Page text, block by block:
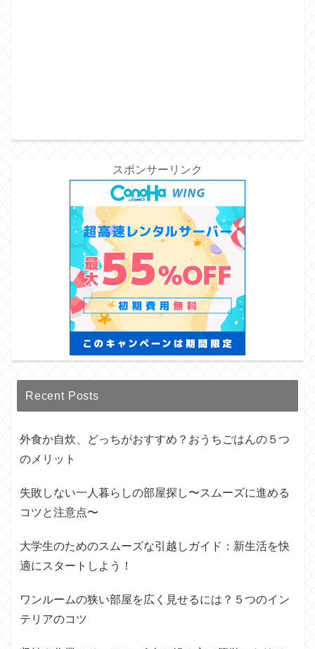
スポンサーリンク
Recent Posts
外食か自炊、どっちがおすすめ？おうちごはんの５つ
のメリット
失敗しない一人暮らしの部屋探し〜スムーズに進める
コツと注意点〜
大学生のためのスムーズな引越しガイド：新生活を快
適にスタートしよう！
ワンルームの狭い部屋を広く見せるには？５つのイン
テリアのコツ